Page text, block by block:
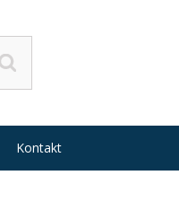
Kontakt